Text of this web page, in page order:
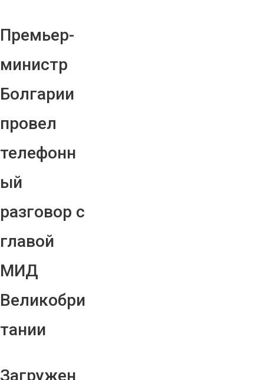
Премьер-
министр
Болгарии
провел
телефонн
ый
разговор с
главой
МИД
Великобри
тании
Загружен